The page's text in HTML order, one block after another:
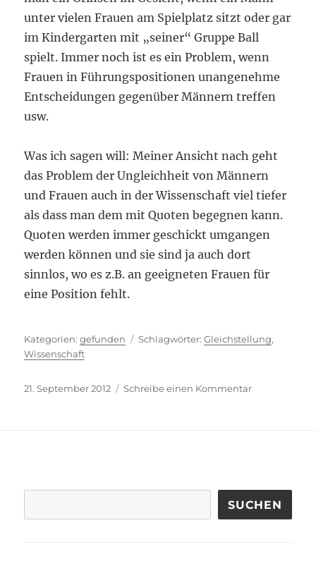
unter vielen Frauen am Spielplatz sitzt oder gar
im Kindergarten mit „seiner“ Gruppe Ball
spielt. Immer noch ist es ein Problem, wenn
Frauen in Führungspositionen unangenehme
Entscheidungen gegenüber Männern treffen
usw.
Was ich sagen will: Meiner Ansicht nach geht
das Problem der Ungleichheit von Männern
und Frauen auch in der Wissenschaft viel tiefer
als dass man dem mit Quoten begegnen kann.
Quoten werden immer geschickt umgangen
werden können und sie sind ja auch dort
sinnlos, wo es z.B. an geeigneten Frauen für
eine Position fehlt.
Kategorien
gefunden Schlagwörter
Gleichstellung,
Wissenschaft
Veröffentlicht
21. September 2012 Schreibe einen Kommentarzu
SUCHEN